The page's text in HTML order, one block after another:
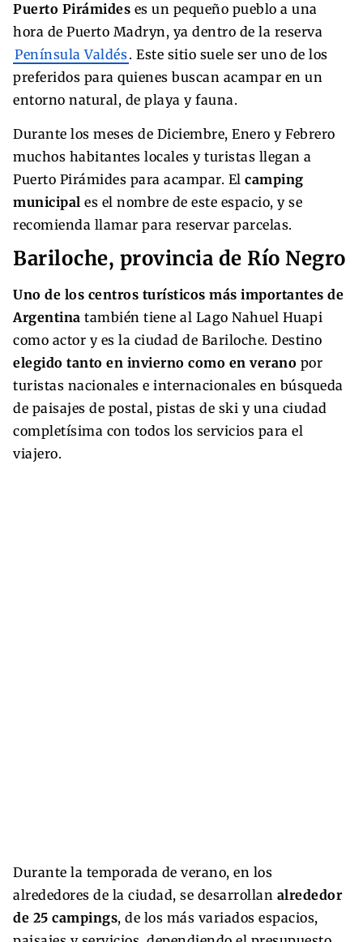
Puerto Pirámides es un pequeño pueblo a una
hora de Puerto Madryn, ya dentro de la reserva
Península Valdés. Este sitio suele ser uno de los
preferidos para quienes buscan acampar en un
entorno natural, de playa y fauna.
Durante los meses de Diciembre, Enero y Febrero
muchos habitantes locales y turistas llegan a
Puerto Pirámides para acampar. El camping
municipal es el nombre de este espacio, y se
recomienda llamar para reservar parcelas.
Bariloche, provincia de Río Negro
Uno de los centros turísticos más importantes de
Argentina también tiene al Lago Nahuel Huapi
como actor y es la ciudad de Bariloche. Destino
elegido tanto en invierno como en verano por
turistas nacionales e internacionales en búsqueda
de paisajes de postal, pistas de ski y una ciudad
completísima con todos los servicios para el
viajero.
Durante la temporada de verano, en los
alrededores de la ciudad, se desarrollan alrededor
de 25 campings, de los más variados espacios,